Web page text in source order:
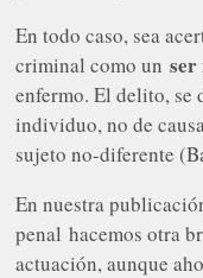
En todo caso, sea
criminal como un
enfermo. El delito, se
individuo, no de
sujeto no-diferente
En nuestra
penal hacemos otra
actuación, aunque